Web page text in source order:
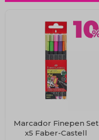
Marcador Finepen Set
x5 Faber-Castell